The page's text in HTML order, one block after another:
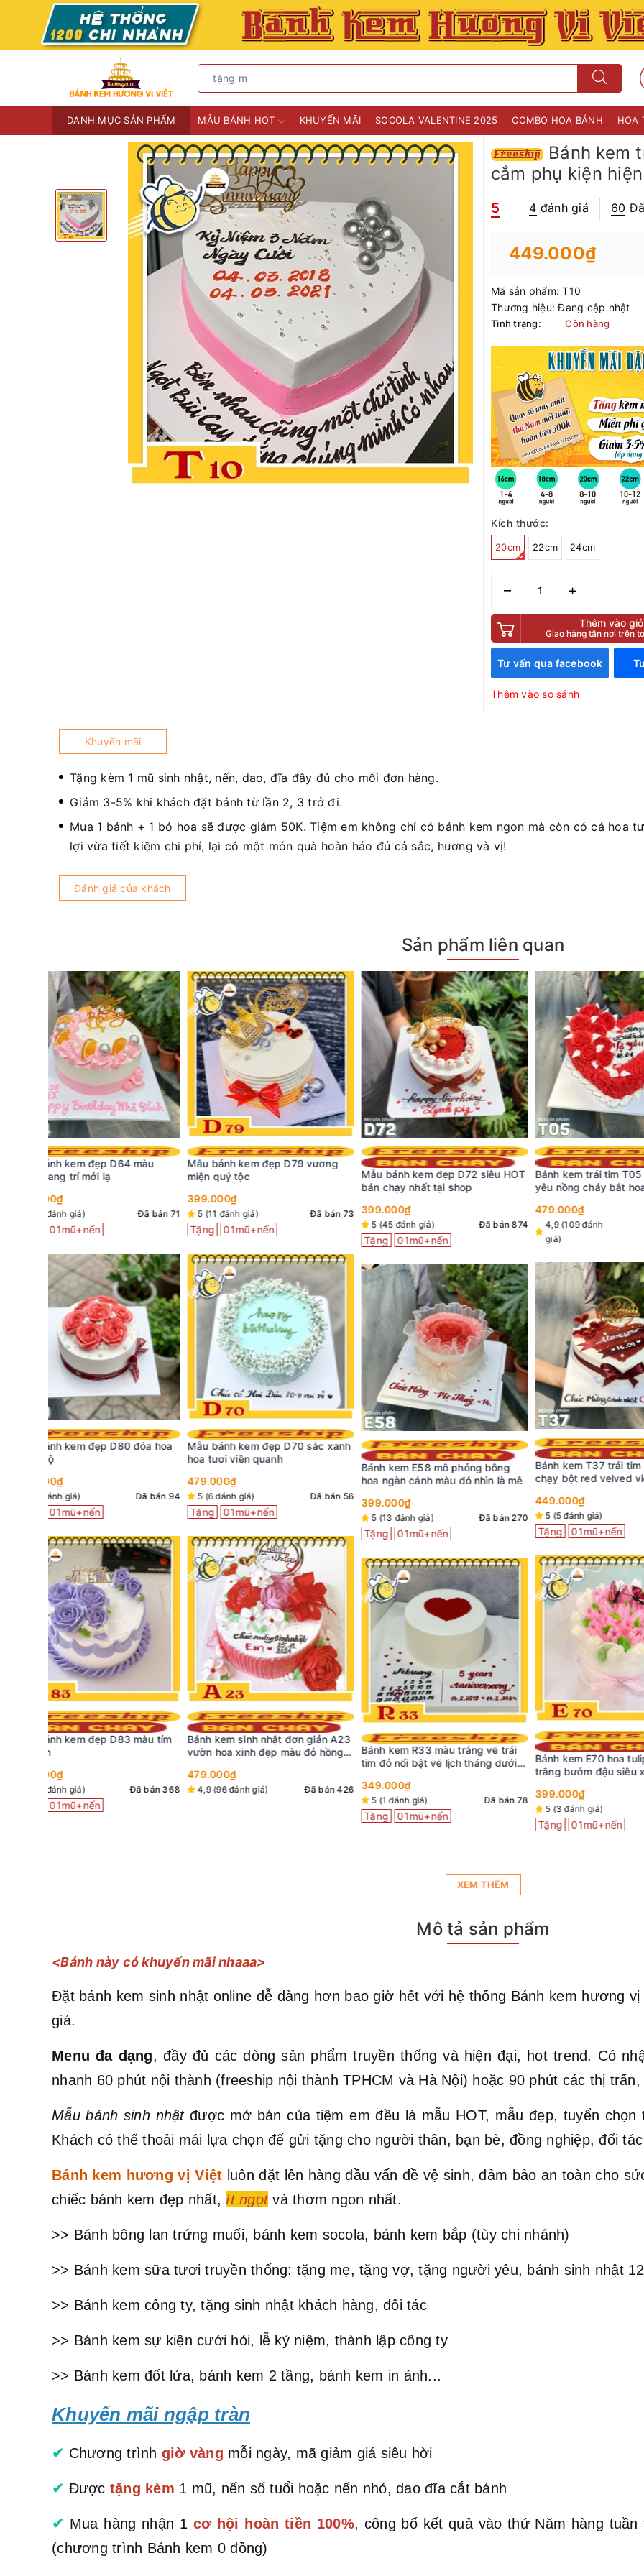
DANH MỤC SẢN PHẨM MẪU BÁNH HOT KHUYẾN MÃI SOCOLA VALENTINE 2025 COMBO HOA BÁNH HOA
Bánh kem
cắm phụ kiện
5 4 đánh giá 60
449.000₫
Mã sản phẩm: T10
Thương hiệu: Đang cập nhật
Tình trạng: Còn hàng
Kích thước:
20cm 22cm 24cm
– +
Thêm vào giỏ
Giao hàng tận nơi trên
Tư vấn qua facebook
Thêm vào so sánh
Khuyến mãi
Tặng kèm 1 mũ sinh nhật, nến, dao, đĩa đầy đủ cho mỗi đơn hàng.
Giảm 3-5% khi khách đặt bánh từ lần 2, 3 trở đi.
Mua 1 bánh + 1 bó hoa sẽ được giảm 50K. Tiệm em không chỉ có bánh kem ngon mà còn có cả hoa
lợi vừa tiết kiệm chi phí, lại có một món quà hoàn hảo đủ cả sắc, hương và vị!
Đánh giá của khách
Sản phẩm liên quan
Mẫu bánh kem đẹp D79 vương
miện quý tộc
399.000₫
5 (11 đánh giá) Đã bán 73
Tặng 01mũ+nến
Mẫu bánh kem đẹp D70 sắc xanh
hoa tươi viền quanh
479.000₫
5 (6 đánh giá) Đã bán 56
Tặng 01mũ+nến
Bánh kem sinh nhật đơn giản A23
vườn hoa xinh đẹp màu đỏ hồng
479.000₫
4,9 (96 đánh giá) Đã bán 426
Mẫu bánh kem đẹp D72 siêu HOT
399.000₫
5 (45 đánh giá) Đã bán 874
Tặng 01mũ+nến
Bánh kem E58 mô phỏng bông
hoa ngàn cánh màu đỏ nhìn là mê
399.000₫
5 (13 đánh giá) Đã bán 270
Tặng 01mũ+nến
Bánh kem R33 màu trắng vẽ trái
tim đỏ nổi bật vẽ lịch tháng dưới
đế bánh
349.000₫
Đã bán 78
Bánh kem trái tim T05 đỏ rực tình
yêu nồng cháy bắt hoa nửa bên
479.000₫
4,9 (109 đánh
giá)
Đã bán 158
Bánh kem T37 trái tim bán siêu
chạy bột red velved viết chữ lên
449.000₫
5 (5 đánh giá) Đã bán 263
Tặng 01mũ+nến
Bánh kem E70 hoa tulip hồng
trắng bướm đậu siêu xinh bán
chạy
399.000₫
5 (3 đánh giá) Đã bán 262
Tặng 01mũ+nến
Bánh kem
nền màu
trọng
369.000₫
4,9 (148 đánh
Mẫu bánh
yêu nhau
298.000₫
5 (4 đánh giá)
Tặng
Bánh sinh
449.000₫
5 (3 đánh giá)
Tặng
XEM THÊM
Mô tả sản phẩm
<Bánh này có khuyến mãi nhaaa>
Đặt bánh kem sinh nhật online dễ dàng hơn bao giờ hết với hệ thống Bánh kem hương
giá.
Menu đa dạng, đầy đủ các dòng sản phẩm truyền thống và hiện đại, hot trend. Có
nhanh 60 phút nội thành (freeship nội thành TPHCM và Hà Nội) hoặc 90 phút các thị
Mẫu bánh sinh nhậtđược mở bán của tiệm em đều là mẫu HOT, mẫu đẹp, tuyển chọn
Khách có thể thoải mái lựa chọn để gửi tặng cho người thân, bạn bè, đồng nghiệp, đối
Bánh kem hương vị Việt luôn đặt lên hàng đầu vấn đề vệ sinh, đảm bảo an toàn cho
chiếc bánh kem đẹp nhất, ít ngọtvà thơm ngon nhất.
>> Bánh bông lan trứng muối, bánh kem socola, bánh kem bắp (tùy chi nhánh)
>> Bánh kem sữa tươi truyền thống: tặng mẹ, tặng vợ, tặng người yêu, bánh sinh nhật
>> Bánh kem công ty, tặng sinh nhật khách hàng, đối tác
>> Bánh kem sự kiện cưới hỏi, lễ kỷ niệm, thành lập công ty
>> Bánh kem đốt lửa, bánh kem 2 tầng, bánh kem in ảnh...
Khuyến mãi ngập tràn
✔ Chương trình giờ vàng mỗi ngày, mã giảm giá siêu hời
✔ Được tặng kèm 1 mũ, nến số tuổi hoặc nến nhỏ, dao đĩa cắt bánh
✔ Mua hàng nhận 1 cơ hội hoàn tiền 100%, công bố kết quả vào thứ Năm hàng tuần
(chương trình Bánh kem 0 đồng)